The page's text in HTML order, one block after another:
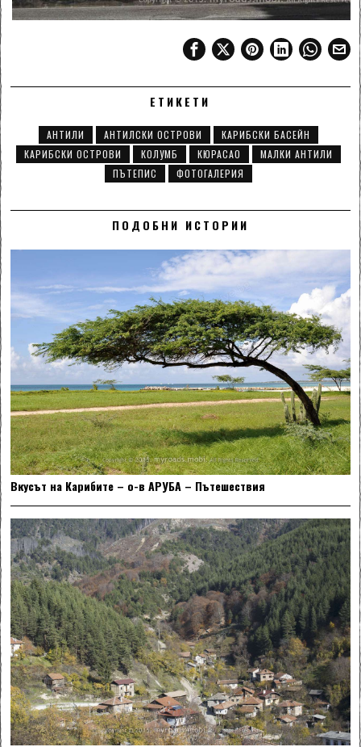
ЕТИКЕТИ
АНТИЛИ АНТИЛСКИ ОСТРОВИ
КАРИБСКИ БАСЕЙН
КАРИБСКИ ОСТРОВИ
КОЛУМБ КЮРАСАО
МАЛКИ АНТИЛИ
ПЪТЕПИС
ФОТОГАЛЕРИЯ
ПОДОБНИ ИСТОРИИ
Вкусът на Карибите – о-в АРУБА – Пътешествия